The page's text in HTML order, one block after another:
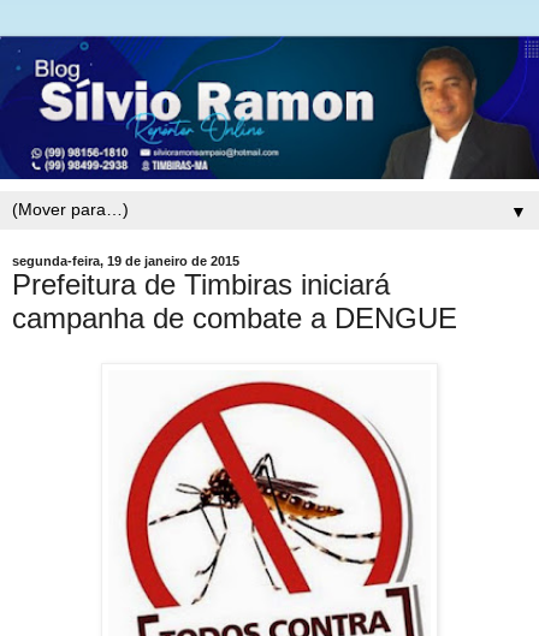
▼
segunda-feira, 19 de janeiro de 2015
Prefeitura de Timbiras iniciará
campanha de combate a DENGUE